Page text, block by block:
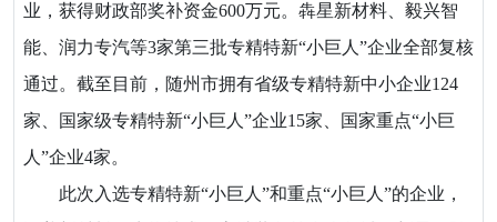
业，获得财政部奖补资金600万元。犇星新材料、毅兴智
能、润力专汽等3家第三批专精特新“小巨人”企业全部复核
通过。截至目前，随州市拥有省级专精特新中小企业124
家、国家级专精特新“小巨人”企业15家、国家重点“小巨
人”企业4家。
此次入选专精特新“小巨人”和重点“小巨人”的企业，